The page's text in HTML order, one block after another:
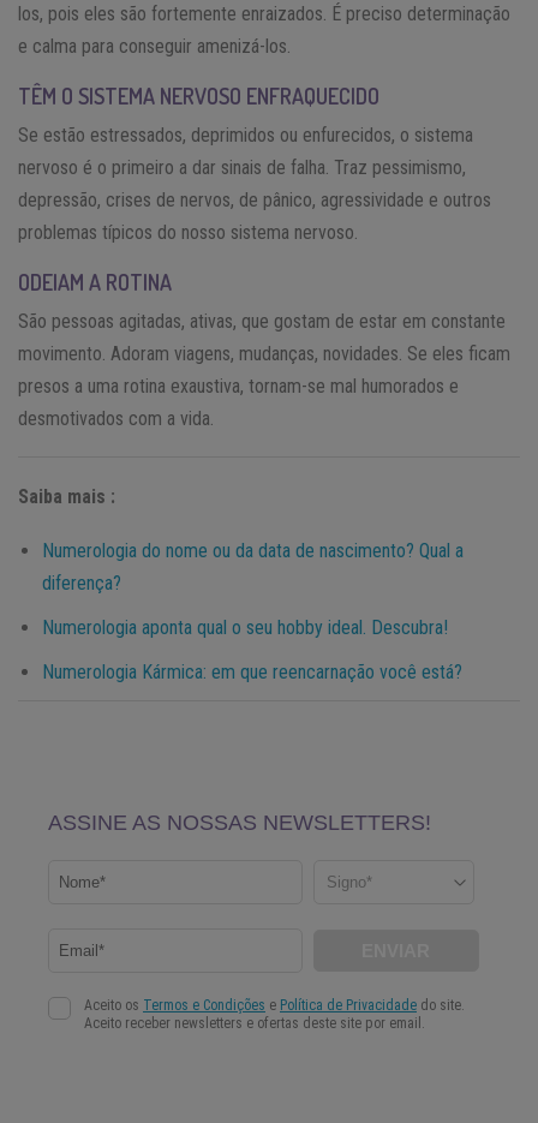
los, pois eles são fortemente enraizados. É preciso determinação
e calma para conseguir amenizá-los.
TÊM O SISTEMA NERVOSO ENFRAQUECIDO
Se estão estressados, deprimidos ou enfurecidos, o sistema
nervoso é o primeiro a dar sinais de falha. Traz pessimismo,
depressão, crises de nervos, de pânico, agressividade e outros
problemas típicos do nosso sistema nervoso.
ODEIAM A ROTINA
São pessoas agitadas, ativas, que gostam de estar em constante
movimento. Adoram viagens, mudanças, novidades. Se eles ficam
presos a uma rotina exaustiva, tornam-se mal humorados e
desmotivados com a vida.
Saiba mais :
Numerologia do nome ou da data de nascimento? Qual a
diferença?
Numerologia aponta qual o seu hobby ideal. Descubra!
Numerologia Kármica: em que reencarnação você está?